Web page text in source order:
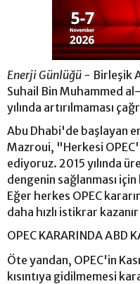
Enerji Günlüğü - Birleşik
Suhail Bin Muhammed
yılında artırılmaması
Abu Dhabi'de başlayan
Mazroui, "Herkesi
ediyoruz. 2015 yılında
dengenin sağlanması için
Eğer herkes OPEC
daha hızlı istikrar
OPEC KARARINDA ABD
Öte yandan, OPEC'in
kısıntıya gidilmemesi